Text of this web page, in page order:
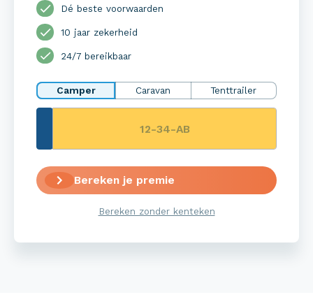
Dé beste voorwaarden
10 jaar zekerheid
24/7 bereikbaar
Camper Caravan Tenttrailer
Bereken je premie
Bereken zonder kenteken